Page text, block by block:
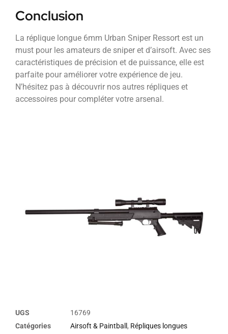
Conclusion
La réplique longue 6mm Urban Sniper Ressort est un
must pour les amateurs de sniper et d’airsoft. Avec ses
caractéristiques de précision et de puissance, elle est
parfaite pour améliorer votre expérience de jeu.
N’hésitez pas à découvrir nos autres répliques et
accessoires pour compléter votre arsenal.
UGS
16769
Catégories
Airsoft & Paintball , Répliques longues